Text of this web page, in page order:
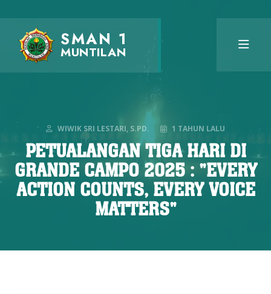
SMAN 1
MUNTILAN
WIWIK SRI LESTARI, S.PD. 1 TAHUN LALU
PETUALANGAN TIGA HARI DI
GRANDE CAMPO 2025 : "EVERY
ACTION COUNTS, EVERY VOICE
MATTERS"